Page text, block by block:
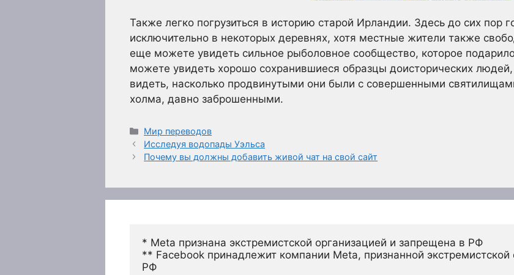
Также легко погрузиться в историю старой Ирландии. Здесь до сих пор
исключительно в некоторых деревнях, хотя местные жители также
еще можете увидеть сильное рыболовное сообщество, которое
можете увидеть хорошо сохранившиеся образцы доисторических
видеть, насколько продвинутыми они были с совершенными
холма, давно заброшенными.
Рубрики
Мир переводов
Исследуя водопады Уэльса
Почему вы должны добавить живой чат на свой сайт
* Meta признана экстремистской организацией и запрещена в РФ
** Facebook принадлежит компании Meta, признанной
РФ